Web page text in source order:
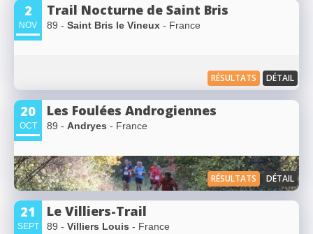
2
NOV
Trail Nocturne de Saint Bris
89 - Saint Bris le Vineux - France
RÉSULTATS DÉTAIL
20
OCT
Les Foulées Androgiennes
89 - Andryes - France
RÉSULTATS DÉTAIL
21
SEPT
Le Villiers-Trail
89 - Villiers Louis - France